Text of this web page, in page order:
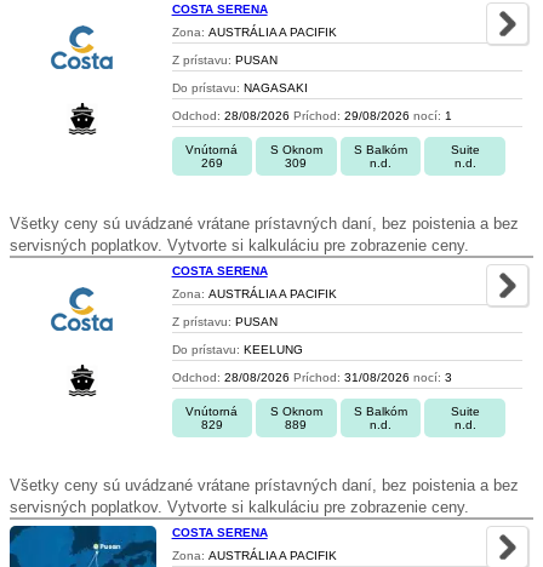
COSTA SERENA
Zona: AUSTRÁLIA A PACIFIK
Z prístavu: PUSAN
Do prístavu: NAGASAKI
Odchod: 28/08/2026 Príchod: 29/08/2026 nocí: 1
Vnútorná
269
S Oknom
309
S Balkóm
n.d.
Suite
n.d.
Všetky ceny sú uvádzané vrátane prístavných daní, bez poistenia a bez
servisných poplatkov. Vytvorte si kalkuláciu pre zobrazenie ceny.
COSTA SERENA
Zona: AUSTRÁLIA A PACIFIK
Z prístavu: PUSAN
Do prístavu: KEELUNG
Odchod: 28/08/2026 Príchod: 31/08/2026 nocí: 3
Vnútorná
829
S Oknom
889
S Balkóm
n.d.
Suite
n.d.
Všetky ceny sú uvádzané vrátane prístavných daní, bez poistenia a bez
servisných poplatkov. Vytvorte si kalkuláciu pre zobrazenie ceny.
COSTA SERENA
Zona: AUSTRÁLIA A PACIFIK